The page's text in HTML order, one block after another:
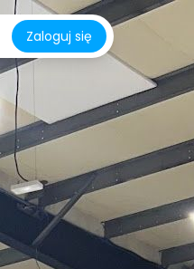
Zaloguj się